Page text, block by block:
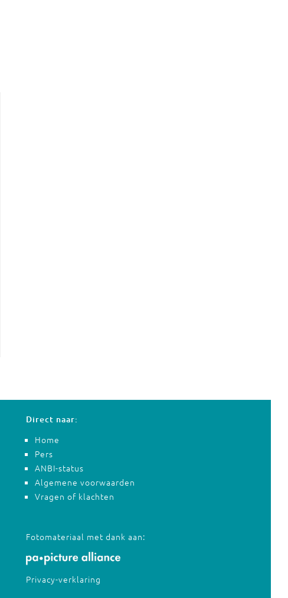
Direct naar:
Home
Pers
ANBI-status
Algemene voorwaarden
Vragen of klachten
Fotomateriaal met dank aan:
Privacy-verklaring